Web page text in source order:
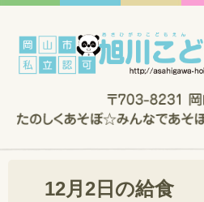
12月2日の給食